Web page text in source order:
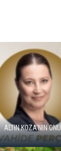
FERZAN
PERÇİN'İN